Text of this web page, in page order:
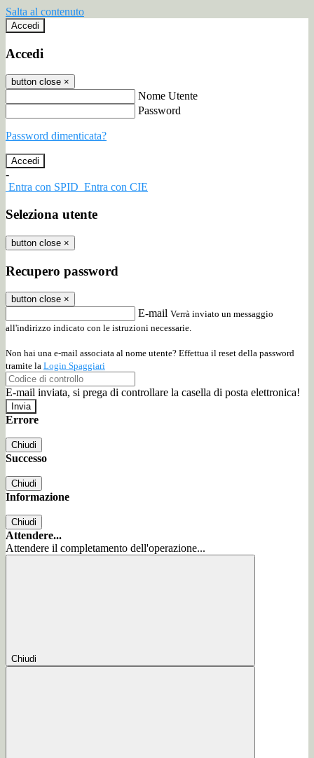
Salta al contenuto
Accedi
Accedi
button close ×
Nome Utente
Password
Password dimenticata?
-
Entra con SPID Entra con CIE
Seleziona utente
button close ×
Recupero password
button close ×
E-mail Verrà inviato un messaggio
all'indirizzo indicato con le istruzioni necessarie.
Non hai una e-mail associata al nome utente? Effettua il reset della password
tramite la Login Spaggiari
E-mail inviata, si prega di controllare la casella di posta elettronica!
Errore
Chiudi
Successo
Chiudi
Informazione
Chiudi
Attendere...
Attendere il completamento dell'operazione...
Chiudi